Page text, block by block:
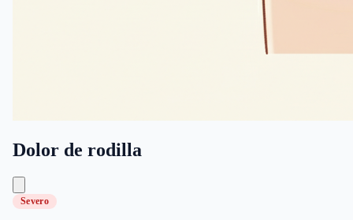
Dolor de rodilla
Severo